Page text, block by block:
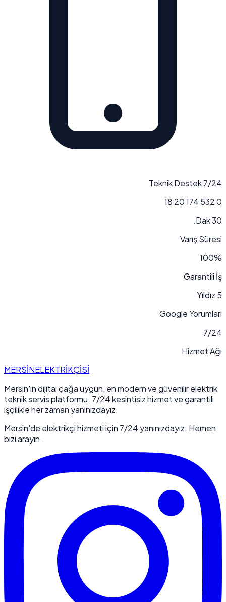
7/24 Teknik Destek
0 532 174 20 18
30 Dak.
Varış Süresi
100%
Garantili İş
5 Yıldız
Google Yorumları
7/24
Hizmet Ağı
MERSİNELEKTRİKÇİSİ
Mersin'in dijital çağa uygun, en modern ve güvenilir elektrik
teknik servis platformu. 7/24 kesintisiz hizmet ve garantili
işçilikle her zaman yanınızdayız.
Mersin'de elektrikçi hizmeti için 7/24 yanınızdayız. Hemen
bizi arayın.